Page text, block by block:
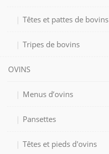
Têtes et pattes de bovins
Tripes de bovins
OVINS
Menus d’ovins
Pansettes
Têtes et pieds d'ovins